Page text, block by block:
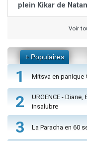
plein Kikar de
Voir
+ Populaires
1 Mitsva en panique
2
URGENCE -
insalubre
3 La Paracha en 60